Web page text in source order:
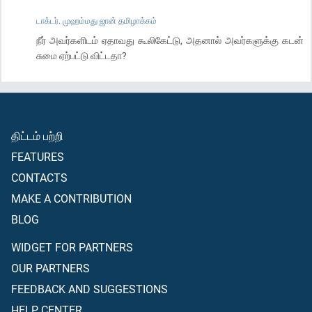
டாக்டர். முஹம்மது ஜான் தமிழாக்கம்
நீர் அவர்களிடம் ஏதாவது கூலிகேட்டு, அதனால் அவர்களுக்கு கடன்
சுமை ஏற்பட்டு விட்டதா?
திட்டம் பற்றி
FEATURES
CONTACTS
MAKE A CONTRIBUTION
BLOG
WIDGET FOR PARTNERS
OUR PARTNERS
FEEDBACK AND SUGGESTIONS